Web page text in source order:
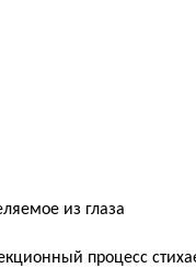
из глаза
процесс